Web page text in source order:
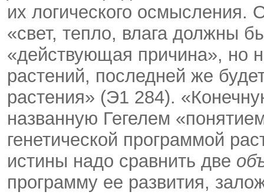
их логического
«свет, тепло, влага должны
«действующая причина», но
растений, последней же
растения» (Э1 284).
названную Гегелем
генетической программой
истины надо сравнить две
программу ее развития,